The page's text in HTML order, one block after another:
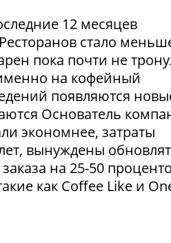
12 месяцев
стало
пока почти не
на кофейный
появляются
Основатель
экономнее, затраты
вынуждены
на 25-50
как Coffee Like и